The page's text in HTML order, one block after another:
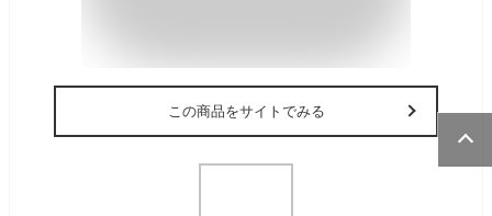
この商品をサイトでみる